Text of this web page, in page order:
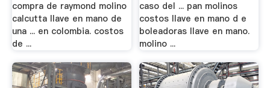
compra de raymond molino
calcutta llave en mano de
una ... en colombia. costos
de ...
caso del ... pan molinos
costos llave en mano d e
boleadoras llave en mano.
molino ...